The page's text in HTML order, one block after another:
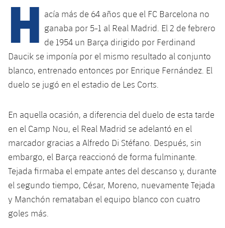
plusicon
más
Instalaciones
Spotify Camp Nou
Palau Blaugrana
Estadi Johan Cruyff
Barça Cafe
Ciutat Esportiva
plusicon
más
Servicios
plusicon
más
SUB13
SUB12
SUB11 A
SUB10 A
SUB10 B
SUB9 A
SUB9 B
SUB13 B
SUB12 C
SUB11 C
Entradas
Gameday Shows
Resultados
Jugadores
Fotos
Historia
Palmarés
Barça Atlètic
Junior
Cadete A
Infantil A
Infantil B
Mini
PLUSICON
MÁS
Primer Equipo
plusicon
más
Actualidad
Calendario
Entradas
Resultados
Clasificaciones
Jugadores
Barça Atlètic
plusicon
más
Actualidad
Calendario
Resultados
Clasificaciones
Jugadores
Base
plusicon
más
Actualidad
Juvenil
Cadete A
Cadete B
PLUSICON
Primer equipo
plusicon
más
Actualidad
Calendario
Barça Atlètic
plusicon
más
H acía más de 64 años que el FC Barcelona no
ganaba por 5-1 al Real Madrid. El 2 de febrero
de 1954 un Barça dirigido por Ferdinand
Daucik se imponía por el mismo resultado al conjunto
blanco, entrenado entonces por Enrique Fernández. El
duelo se jugó en el estadio de Les Corts.
En aquella ocasión, a diferencia del duelo de esta tarde
en el Camp Nou, el Real Madrid se adelantó en el
marcador gracias a Alfredo Di Stéfano. Después, sin
embargo, el Barça reaccionó de forma fulminante.
Tejada firmaba el empate antes del descanso y, durante
el segundo tiempo, César, Moreno, nuevamente Tejada
y Manchón remataban el equipo blanco con cuatro
goles más.